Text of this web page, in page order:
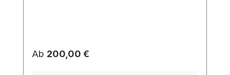
Regulärer Preis:
Ab 200,00 €